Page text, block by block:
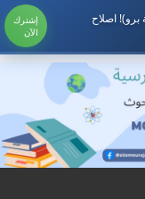
اصلاح
إشترك
الآن